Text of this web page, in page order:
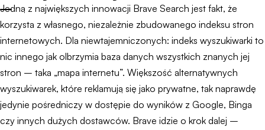
Jedną z największych innowacji Brave Search jest fakt, że
korzysta z własnego, niezależnie zbudowanego indeksu stron
internetowych. Dla niewtajemniczonych: indeks wyszukiwarki to
nic innego jak olbrzymia baza danych wszystkich znanych jej
stron – taka „mapa internetu”. Większość alternatywnych
wyszukiwarek, które reklamują się jako prywatne, tak naprawdę
jedynie pośredniczy w dostępie do wyników z Google, Binga
czy innych dużych dostawców. Brave idzie o krok dalej –